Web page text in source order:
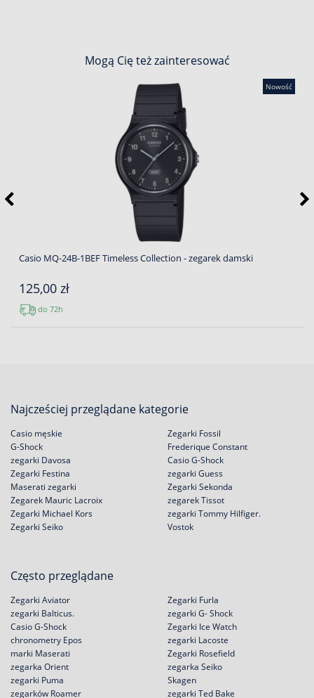
Mogą Cię też zainteresować
Nowość
Casio MQ-24B-1BEF Timeless Collection - zegarek damski
125,00 zł
do 72h
Najcześciej przeglądane kategorie
Casio męskie
G-Shock
zegarki Davosa
Zegarki Festina
Zegarki Fossil
Frederique Constant
Casio G-Shock
zegarki Guess
Maserati zegarki
Zegarek Mauric Lacroix
Zegarki Michael Kors
Zegarki Seiko
Zegarki Sekonda
zegarek Tissot
zegarki Tommy Hilfiger.
Vostok
Często przeglądane
Zegarki Aviator
zegarki Balticus.
Casio G-Shock
chronometry Epos
Zegarki Furla
zegarki G- Shock
Zegarki Ice Watch
zegarki Lacoste
marki Maserati
zegarka Orient
zegarki Puma
zegarków Roamer
Zegarki Rosefield
zegarka Seiko
Skagen
zegarki Ted Bake